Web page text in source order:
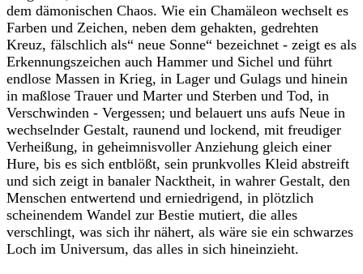
dem dämonischen Chaos. Wie ein Chamäleon wechselt es
Farben und Zeichen, neben dem gehakten, gedrehten
Kreuz, fälschlich als“ neue Sonne“ bezeichnet - zeigt es als
Erkennungszeichen auch Hammer und Sichel und führt
endlose Massen in Krieg, in Lager und Gulags und hinein
in maßlose Trauer und Marter und Sterben und Tod, in
Verschwinden - Vergessen; und belauert uns aufs Neue in
wechselnder Gestalt, raunend und lockend, mit freudiger
Verheißung, in geheimnisvoller Anziehung gleich einer
Hure, bis es sich entblößt, sein prunkvolles Kleid abstreift
und sich zeigt in banaler Nacktheit, in wahrer Gestalt, den
Menschen entwertend und erniedrigend, in plötzlich
scheinendem Wandel zur Bestie mutiert, die alles
verschlingt, was sich ihr nähert, als wäre sie ein schwarzes
Loch im Universum, das alles in sich hineinzieht.